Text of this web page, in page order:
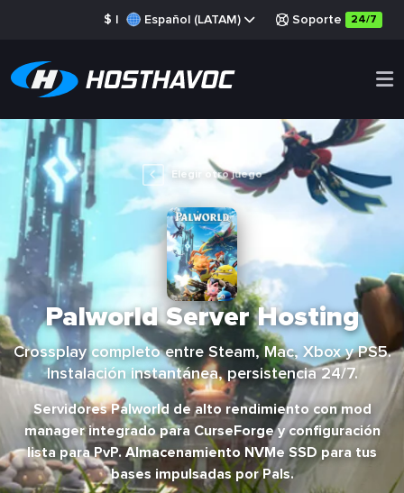
$ | Español (LATAM) Soporte 24/7
Elegir otro juego
Palworld Server Hosting
Crossplay completo entre Steam, Mac, Xbox y PS5.
Instalación instantánea, persistencia 24/7.
Servidores Palworld de alto rendimiento con mod
manager integrado para CurseForge y configuración
lista para PvP. Almacenamiento NVMe SSD para tus
bases impulsadas por Pals.